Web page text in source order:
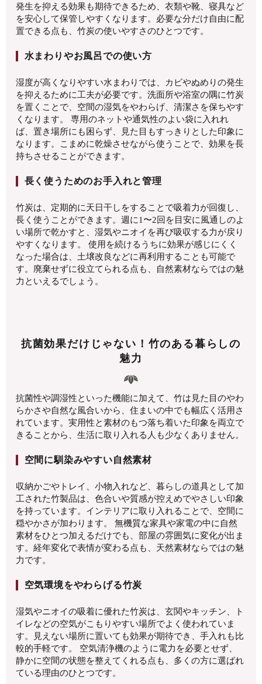
発生を抑える効果も期待できるため、衣類や靴、寝具など
を安心して保管しやすくなります。必要な分だけ自由に配
置できる点も、竹炭の使いやすさのひとつです。
水まわりやお風呂での使い方
湿度が高くなりやすい水まわりでは、カビやぬめりの発生
を抑えるために工夫が必要です。洗面所や浴室の隅に竹炭
を置くことで、空間の湿気をやわらげ、清潔さを保ちやす
くなります。 専用のネットや通気性のよい袋に入れれ
ば、置き場所にも困らず、見た目もすっきりとした印象に
なります。こまめに乾燥させながら使うことで、効果を長
持ちさせることができます。
長く使うためのお手入れと管理
竹炭は、定期的に天日干しをすることで吸着力が回復し、
長く使うことができます。週に1〜2回を目安に風通しのよ
い場所で乾かすと、湿気やニオイを再び吸収する力が戻り
やすくなります。 使用を続けるうちに効果が感じにくく
なった場合は、土壌改良などに再利用することも可能で
す。廃棄せずに役立てられる点も、自然素材ならではの魅
力といえるでしょう。
抗菌効果だけじゃない！竹のある暮らしの
魅力
抗菌性や調湿性といった機能に加えて、竹は見た目のやわ
らかさや自然な風合いから、住まいの中でも幅広く活用さ
れています。実用性と素材のもつ落ち着いた印象を両立で
きることから、生活に取り入れる人も少なくありません。
空間に馴染みやすい自然素材
収納かごやトレイ、小物入れなど、暮らしの道具として加
工された竹製品は、色合いや質感が控えめでやさしい印象
を持っています。インテリアに取り入れることで、空間に
穏やかさが加わります。 無機質な家具や家電の中に自然
素材をひとつ加えるだけでも、部屋の雰囲気に変化が出ま
す。経年変化で表情が変わる点も、天然素材ならではの魅
力です。
空気環境をやわらげる竹炭
湿気やニオイの吸着に優れた竹炭は、玄関やキッチン、ト
イレなどの空気がこもりやすい場所でよく使われていま
す。見えない場所に置いても効果が期待でき、手入れも比
較的手軽です。 空気清浄機のように電力を必要とせず、
静かに空間の状態を整えてくれる点も、多くの方に選ばれ
ている理由のひとつです。